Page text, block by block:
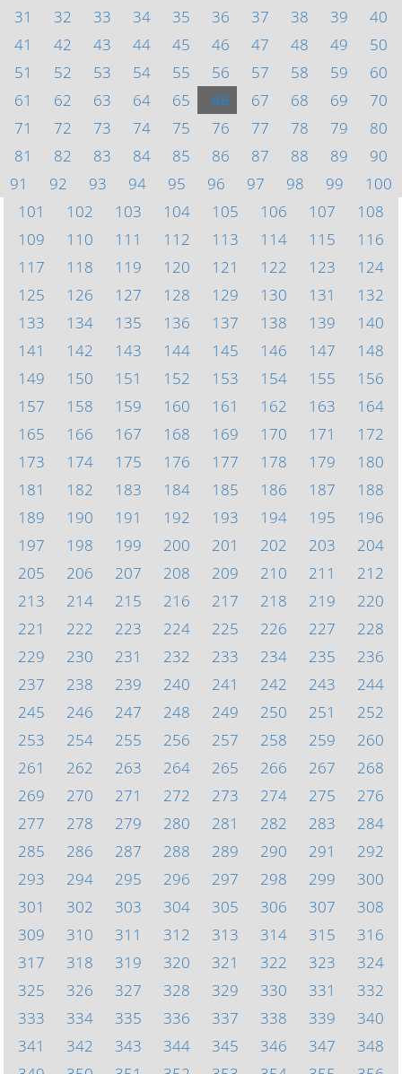
31
32 33 34 35 36 37 38 39
40
41
42 43 44 45 46 47 48 49
50
51
52 53 54 55 56 57 58 59
60
61
62 63 64 65 66 67 68 69
70
71
72 73 74 75 76 77 78 79
80
81
82 83 84 85 86 87 88 89
90
91
92 93 94 95 96 97 98 99
100
101
102 103 104 105 106 107
108
109
110 111 112 113 114 115
116
117
118 119 120 121 122 123
124
125
126 127 128 129 130 131
132
133
134 135 136 137 138 139
140
141
142 143 144 145 146 147
148
149
150 151 152 153 154 155
156
157
158 159 160 161 162 163
164
165
166 167 168 169 170 171
172
173
174 175 176 177 178 179
180
181
182 183 184 185 186 187
188
189
190 191 192 193 194 195
196
197
198 199 200 201 202 203
204
205
206 207 208 209 210 211
212
213
214 215 216 217 218 219
220
221
222 223 224 225 226 227
228
229
230 231 232 233 234 235
236
237
238 239 240 241 242 243
244
245
246 247 248 249 250 251
252
253
254 255 256 257 258 259
260
261
262 263 264 265 266 267
268
269
270 271 272 273 274 275
276
277
278 279 280 281 282 283
284
285
286 287 288 289 290 291
292
293
294 295 296 297 298 299
300
301
302 303 304 305 306 307
308
309
310 311 312 313 314 315
316
317
318 319 320 321 322 323
324
325
326 327 328 329 330 331
332
333
334 335 336 337 338 339
340
341
342 343 344 345 346 347
348